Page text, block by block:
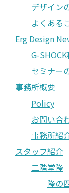
デザイン
よくある
Erg Design
G-
セミナー
事務所概要
Policy
お問い合
事務所紹
スタッフ紹介
二階堂隆
隆の